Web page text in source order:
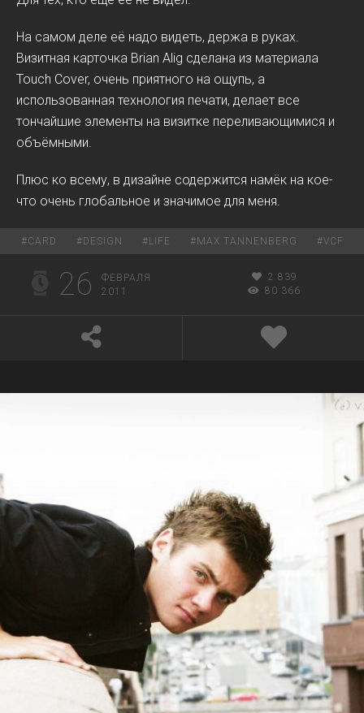
На самом деле её надо видеть, держа в руках.
Визитная карточка Brian Alig сделана из материала
Touch Cover, очень приятного на ощупь, а
использованная технология печати, делает все
тончайшие элементы на визитке переливающимися и
объёмными.
Плюс ко всему, в дизайне содержится намёк на кое-
что очень глобальное и значимое для меня.
#CARD #DESIGN #LIFE #MAX TANNENBERG #VCF
26
ФЕВРАЛЯ
2011
2 839
80 366